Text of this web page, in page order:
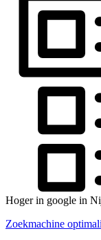
Hoger in google in
Zoekmachine